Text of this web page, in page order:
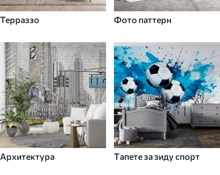
Терраззо Фото паттерн
Архитектура Tапете за зиду спорт